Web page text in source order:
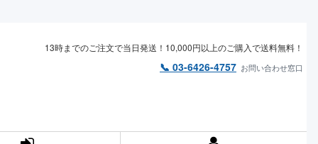
13時までのご注文で当日発送！10,000円以上のご購入で送料無料！
📞 03-6426-4757 お問い合わせ窓口